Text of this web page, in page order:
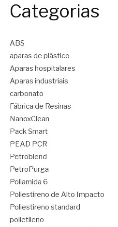
Categorias
ABS
aparas de plástico
Aparas hospitalares
Aparas industriais
carbonato
Fábrica de Resinas
NanoxClean
Pack Smart
PEAD PCR
Petroblend
PetroPurga
Poliamida 6
Poliestireno de Alto Impacto
Poliestireno standard
polietileno